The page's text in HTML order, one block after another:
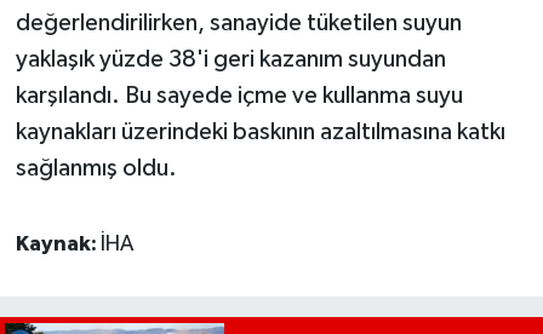
değerlendirilirken, sanayide tüketilen suyun
yaklaşık yüzde 38'i geri kazanım suyundan
karşılandı. Bu sayede içme ve kullanma suyu
kaynakları üzerindeki baskının azaltılmasına katkı
sağlanmış oldu.
Kaynak: İHA